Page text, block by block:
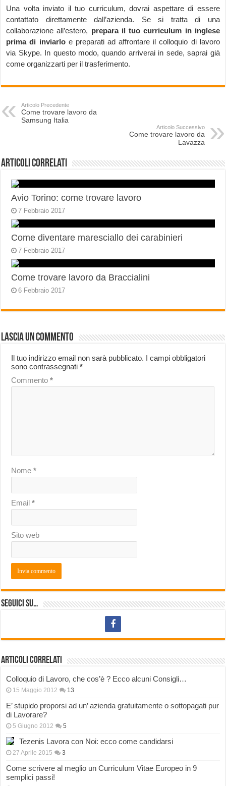
Una volta inviato il tuo curriculum, dovrai aspettare di essere
contattato direttamente dall’azienda. Se si tratta di una
collaborazione all’estero, prepara il tuo curriculum in inglese
prima di inviarloe preparati ad affrontare il colloquio di lavoro
via Skype. In questo modo, quando arriverai in sede, saprai già
come organizzarti per il trasferimento.
Articolo Precedente
Come trovare lavoro da
Samsung Italia
Articolo Successivo
Come trovare lavoro da
Lavazza
Articoli correlati
Avio Torino: come trovare lavoro
7 Febbraio 2017
Come diventare maresciallo dei carabinieri
7 Febbraio 2017
Come trovare lavoro da Braccialini
6 Febbraio 2017
Lascia un commento
Il tuo indirizzo email non sarà pubblicato. I campi obbligatori
sono contrassegnati*
Commento*
Nome*
Email*
Sito web
Seguici su…
Articoli correlati
Colloquio di Lavoro, che cos’è ? Ecco alcuni Consigli…
15 Maggio 2012 13
E’ stupido proporsi ad un’ azienda gratuitamente o sottopagati pur
di Lavorare?
5 Giugno 2012 5
Tezenis Lavora con Noi: ecco come candidarsi
27 Aprile 2015 3
Come scrivere al meglio un Curriculum Vitae Europeo in 9
semplici passi!